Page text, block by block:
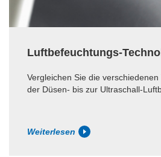
Luftbefeuchtungs-
Vergleichen Sie die
der Düsen- bis zur Ultraschall-
Weiterlesen